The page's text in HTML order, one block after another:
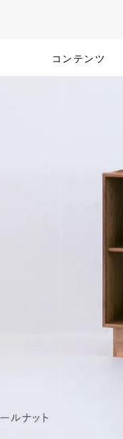
コンテンツ